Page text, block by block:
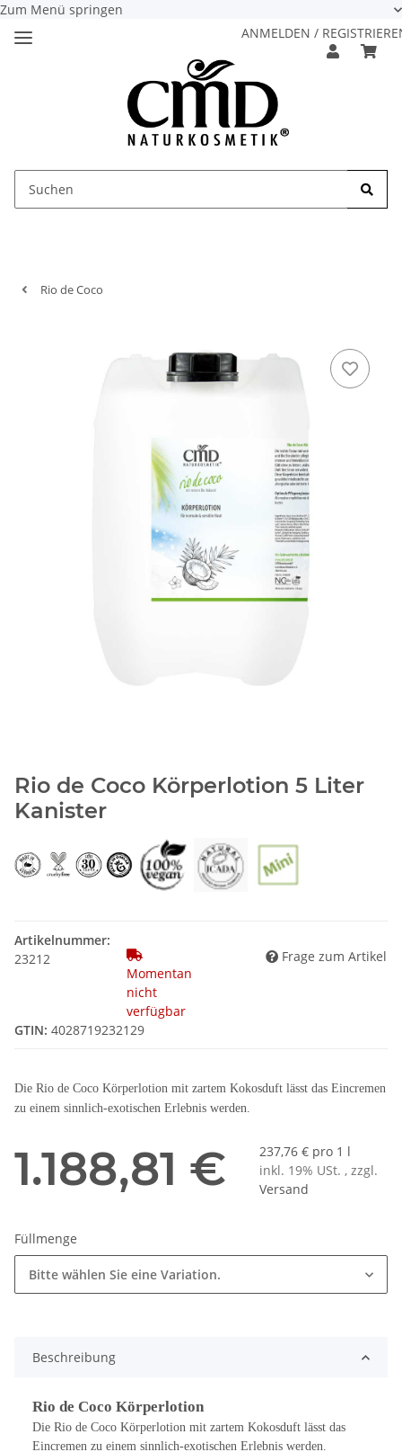
Zum Menü springen
ANMELDEN /
Rio de Coco
Rio de Coco Körperlotion 5 Liter
Kanister
Artikelnummer:
23212
Momentan
nicht
verfügbar
Frage zum Artikel
GTIN: 4028719232129
Die Rio de Coco Körperlotion mit zartem Kokosduft lässt das Eincremen
zu einem sinnlich-exotischen Erlebnis werden.
1.188,81 €
237,76 € pro 1 l
inkl. 19% USt. , zzgl.
Versand
Füllmenge
Bitte wählen Sie eine Variation.
Beschreibung
Rio de Coco Körperlotion
Die Rio de Coco Körperlotion mit zartem Kokosduft lässt das
Eincremen zu einem sinnlich-exotischen Erlebnis werden.